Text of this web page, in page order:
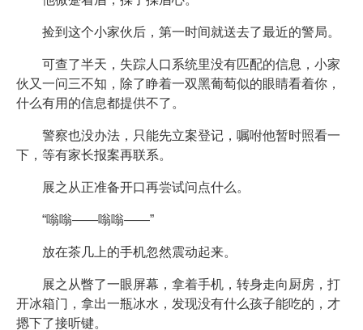
捡到这个小家伙后，第一时间就送去了最近的警局。
可查了半天，失踪人口系统里没有匹配的信息，小家
伙又一问三不知，除了睁着一双黑葡萄似的眼睛看着你，
什么有用的信息都提供不了。
警察也没办法，只能先立案登记，嘱咐他暂时照看一
下，等有家长报案再联系。
展之从正准备开口再尝试问点什么。
“嗡嗡——嗡嗡——”
放在茶几上的手机忽然震动起来。
展之从瞥了一眼屏幕，拿着手机，转身走向厨房，打
开冰箱门，拿出一瓶冰水，发现没有什么孩子能吃的，才
摁下了接听键。